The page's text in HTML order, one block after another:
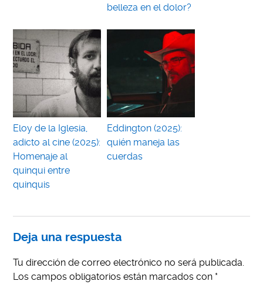
belleza en el dolor?
Eloy de la Iglesia,
adicto al cine (2025):
Homenaje al
quinqui entre
quinquis
Eddington (2025):
quién maneja las
cuerdas
Deja una respuesta
Tu dirección de correo electrónico no será publicada.
Los campos obligatorios están marcados con *